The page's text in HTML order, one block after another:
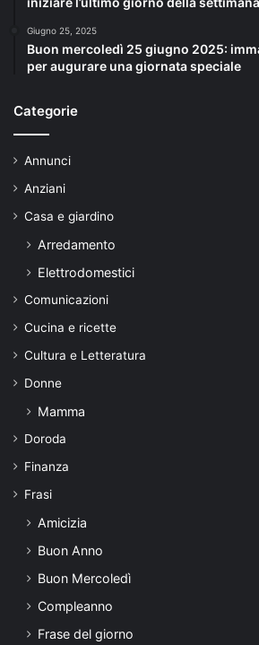
Giugno 25, 2025
Buon mercoledì 25 giugno 2025:
per augurare una giornata speciale
Categorie
Annunci
Anziani
Casa e giardino
Arredamento
Elettrodomestici
Comunicazioni
Cucina e ricette
Cultura e Letteratura
Donne
Mamma
Doroda
Finanza
Frasi
Amicizia
Buon Anno
Buon Mercoledì
Compleanno
Frase del giorno